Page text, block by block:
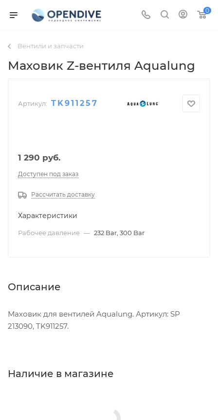
0
Вентили и запчасти
Маховик Z-вентиля Aqualung
Артикул: TK911257
1 290 руб.
Доступен под заказ
Рассчитать доставку
Характеристики
Рабочее давление — 232 Bar, 300 Bar
Описание
Маховик для вентилей Aqualung. Артикул: SP
213090, TK911257.
Наличие в магазине